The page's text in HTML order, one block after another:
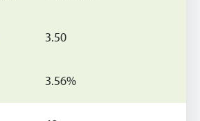
3.50
3.56%